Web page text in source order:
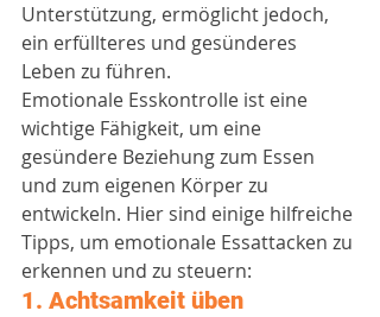
Unterstützung, ermöglicht jedoch,
ein erfüllteres und gesünderes
Leben zu führen.
Emotionale Esskontrolle ist eine
wichtige Fähigkeit, um eine
gesündere Beziehung zum Essen
und zum eigenen Körper zu
entwickeln. Hier sind einige hilfreiche
Tipps, um emotionale Essattacken zu
erkennen und zu steuern:
1. Achtsamkeit üben